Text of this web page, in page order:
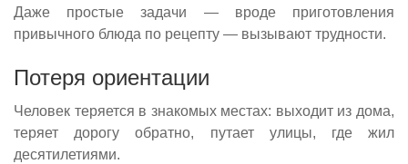
Даже простые задачи — вроде приготовления
привычного блюда по рецепту — вызывают трудности.
Потеря ориентации
Человек теряется в знакомых местах: выходит из дома,
теряет дорогу обратно, путает улицы, где жил
десятилетиями.